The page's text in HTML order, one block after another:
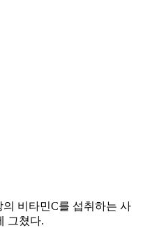
비타민C를 섭취하는 사
그쳤다.